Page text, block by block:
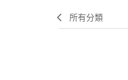
所有分類